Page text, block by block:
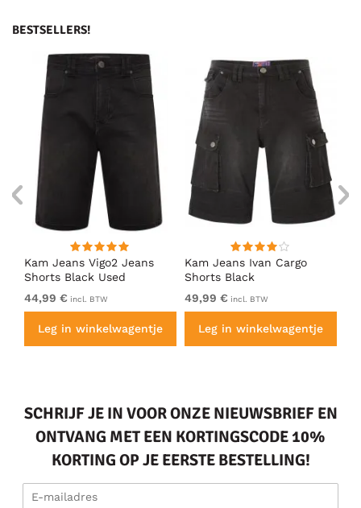
BESTSELLERS!
Kam Jeans Vigo2 Jeans
Shorts Black Used
44,99 € incl. BTW
Leg in winkelwagentje
Kam Jeans Ivan Cargo
Shorts Black
49,99 € incl. BTW
Leg in winkelwagentje
SCHRIJF JE IN VOOR ONZE NIEUWSBRIEF EN
ONTVANG MET EEN KORTINGSCODE 10%
KORTING OP JE EERSTE BESTELLING!